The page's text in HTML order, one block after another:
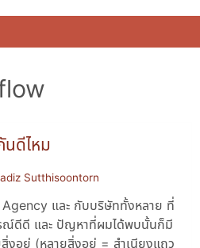
นดีไหม
Sutthisoontorn
และ กับบริษัททั้งหลาย ที่
ณ์ดีดี และ ปัญหาที่ผมได้พบนั้นก็มี
งอยู่ (หลายสิ่งอยู่ = สำเนียงแถว